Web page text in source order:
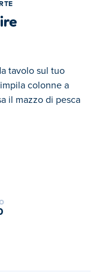
tavolo sul tuo
colonne a
il mazzo di pesca
a destra.
Il timer scorre!